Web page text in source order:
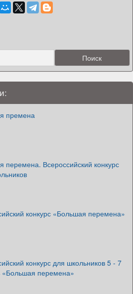
премена
перемена. Всероссийский конкурс
конкурс «Большая перемена»
конкурс для школьников 5 - 7
«Большая перемена»